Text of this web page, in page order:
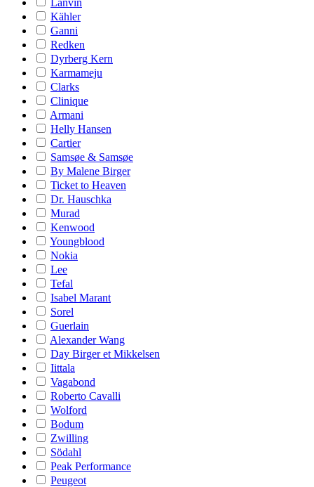
Lanvin
Kähler
Ganni
Redken
Dyrberg Kern
Karmameju
Clarks
Clinique
Armani
Helly Hansen
Cartier
Samsøe & Samsøe
By Malene Birger
Ticket to Heaven
Dr. Hauschka
Murad
Kenwood
Youngblood
Nokia
Lee
Tefal
Isabel Marant
Sorel
Guerlain
Alexander Wang
Day Birger et Mikkelsen
Iittala
Vagabond
Roberto Cavalli
Wolford
Bodum
Zwilling
Södahl
Peak Performance
Peugeot